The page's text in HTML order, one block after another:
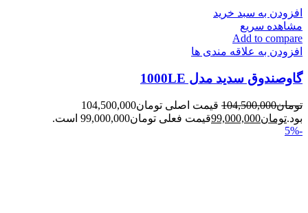
افزودن به سبد خرید
مشاهده سریع
Add to compare
افزودن به علاقه مندی ها
گاوصندوق سدید مدل 1000LE
تومان104,500,000
قیمت اصلی تومان104,500,000
بود.تومان99,000,000قیمت فعلی تومان99,000,000 است.
-5%